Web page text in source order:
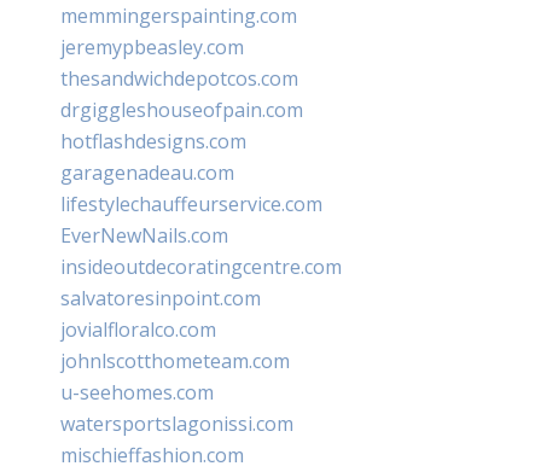
memmingerspainting.com
jeremypbeasley.com
thesandwichdepotcos.com
drgiggleshouseofpain.com
hotflashdesigns.com
garagenadeau.com
lifestylechauffeurservice.com
EverNewNails.com
insideoutdecoratingcentre.com
salvatoresinpoint.com
jovialfloralco.com
johnlscotthometeam.com
u-seehomes.com
watersportslagonissi.com
mischieffashion.com